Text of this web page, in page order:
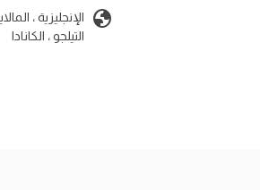
globe
الإنجليزية ،
التيلجو ، الكانادا